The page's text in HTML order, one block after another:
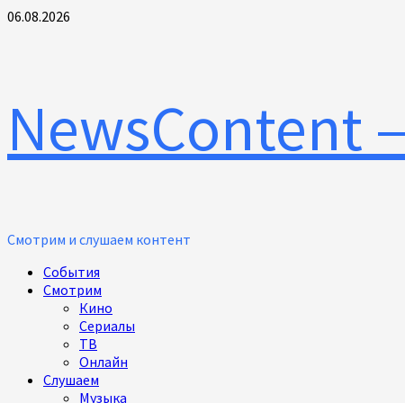
Перейти
06.08.2026
NewsContent
Смотрим и слушаем контент
Основное
меню
События
Смотрим
Кино
Сериалы
ТВ
Онлайн
Слушаем
Музыка